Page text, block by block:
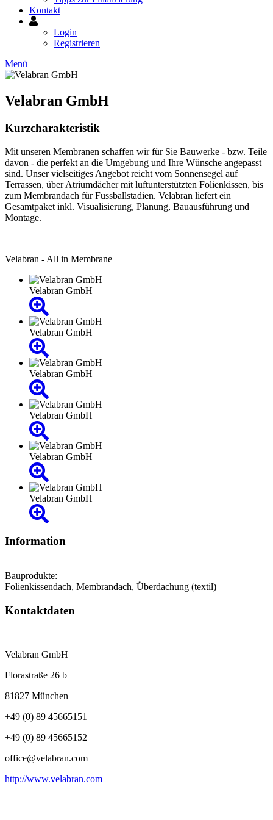
Kontakt
Mein
KontoLogin
Registrieren
Menü
Velabran GmbH
Kurzcharakteristik
Mit unseren Membranen schaffen wir für Sie Bauwerke - bzw. Teile
davon - die perfekt an die Umgebung und Ihre Wünsche angepasst
sind. Unser vielseitiges Angebot reicht vom Sonnensegel auf
Terrassen, über Atriumdächer mit luftunterstützten Folienkissen, bis
zum Membrandach für Fussballstadien. Velabran liefert ein
Gesamtpaket inkl. Visualisierung, Planung, Bauausführung und
Montage.
Velabran - All in Membrane
Velabran GmbH
Velabran GmbH
Velabran GmbH
Velabran GmbH
Velabran GmbH
Velabran GmbH
Information
Bauprodukte:
Folienkissendach, Membrandach, Überdachung (textil)
Kontaktdaten
Velabran GmbH
Florastraße 26 b
81827 München
+49 (0) 89 45665151
+49 (0) 89 45665152
office@velabran.com
http://www.velabran.com